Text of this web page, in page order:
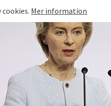
Mer information